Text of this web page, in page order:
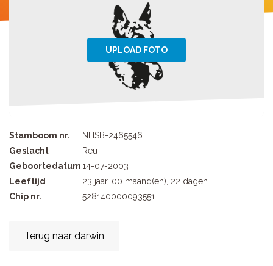
Stamboom nr.
NHSB-2465546
Geslacht
Reu
Geboortedatum14-07-2003
Leeftijd
23 jaar, 00 maand(en), 22 dagen
Chip nr.
528140000093551
Terug naar darwin